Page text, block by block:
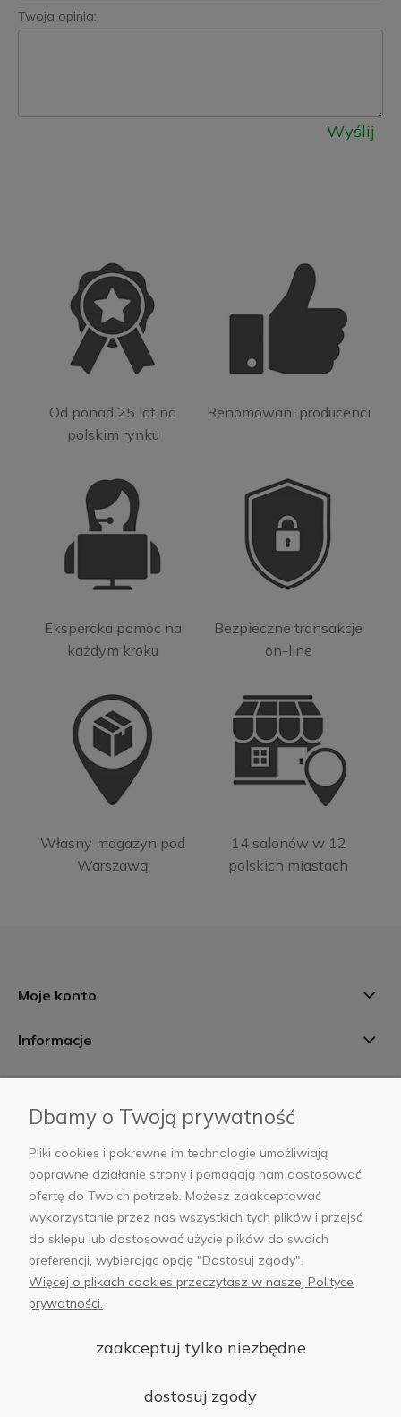
Twoja opinia:
Wyślij
Od ponad 25 lat na
polskim rynku
Renomowani producenci
Ekspercka pomoc na
każdym kroku
Bezpieczne transakcje
on-line
Własny magazyn pod
Warszawą
14 salonów w 12
polskich miastach
Moje konto
Informacje
AB Foto
sklep@abfoto.pl
+48 797 971 275
© 2025 Wszelkie prawa zastrzeżone. Serwis własnością:
Sp. z o.o.
Dbamy o Twoją prywatność
Pliki cookies i pokrewne im technologie umożliwiają
poprawne działanie strony i pomagają nam dostosować
ofertę do Twoich potrzeb. Możesz zaakceptować
wykorzystanie przez nas wszystkich tych plików i przejść
do sklepu lub dostosować użycie plików do swoich
preferencji, wybierając opcję "Dostosuj zgody".
Więcej o plikach cookies przeczytasz w naszej Polityce
prywatności.
zaakceptuj tylko niezbędne
dostosuj zgody